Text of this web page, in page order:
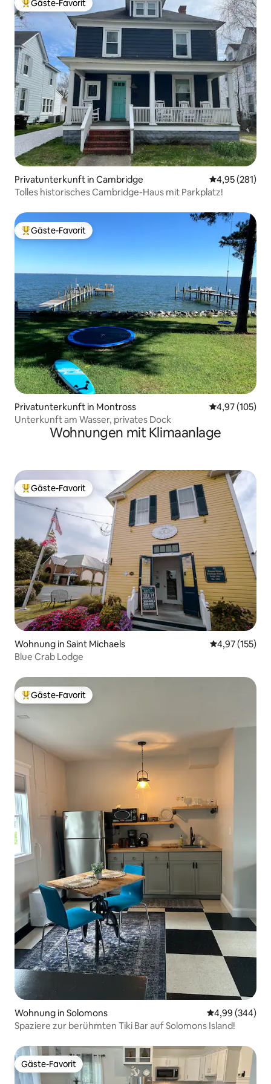
Beliebter Gäste-Favorit.
Gäste-Favorit
Privatunterkunft in Cambridge
4,95 (281)
Tolles historisches Cambridge-Haus mit Parkplatz!
Beliebter Gäste-Favorit.
Gäste-Favorit
Privatunterkunft in Montross
4,97 (105)
Unterkunft am Wasser, privates Dock
Wohnungen mit Klimaanlage
Beliebter Gäste-Favorit.
Gäste-Favorit
Wohnung in Saint Michaels
4,97 (155)
Blue Crab Lodge
Beliebter Gäste-Favorit.
Gäste-Favorit
Wohnung in Solomons
4,99 (344)
Spaziere zur berühmten Tiki Bar auf Solomons Island!
Gäste-Favorit
Gäste-Favorit